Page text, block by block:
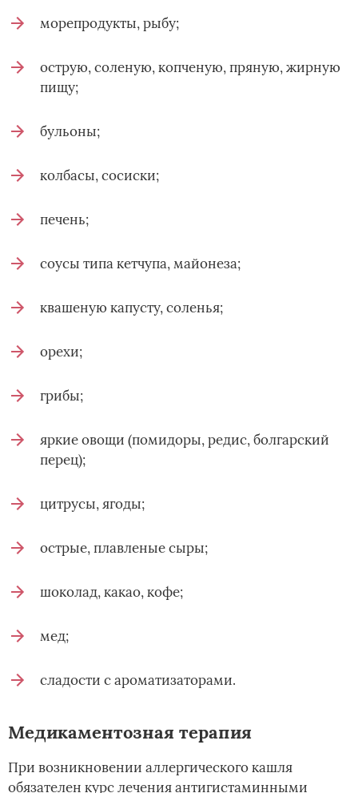
морепродукты, рыбу;
острую, соленую, копченую, пряную, жирную
пищу;
бульоны;
колбасы, сосиски;
печень;
соусы типа кетчупа, майонеза;
квашеную капусту, соленья;
орехи;
грибы;
яркие овощи (помидоры, редис, болгарский
перец);
цитрусы, ягоды;
острые, плавленые сыры;
шоколад, какао, кофе;
мед;
сладости с ароматизаторами.
Медикаментозная терапия
При возникновении аллергического кашля
обязателен курс лечения антигистаминными